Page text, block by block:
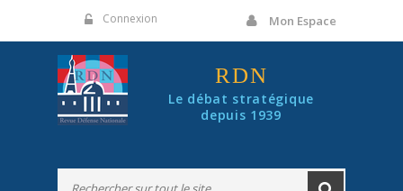
Connexion Mon Espace
RDN
Le débat stratégique
depuis 1939